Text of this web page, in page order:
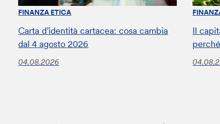
FINANZA ETICA
Carta d’identità cartacea: cosa cambia
dal 4 agosto 2026
04.08.2026
Il